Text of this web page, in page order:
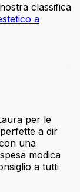
classifica
a
per le
a dir
una
modica
a tutti